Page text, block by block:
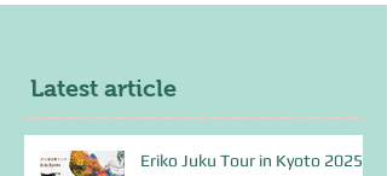
Latest article
Eriko Juku Tour in Kyoto 2025